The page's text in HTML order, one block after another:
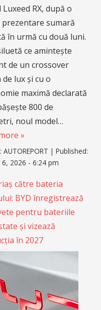
Luxeed RX, după o
sumară
în urmă cu două luni.
ce amintește
de un crossover
lux și cu o
maximă declarată
800 de
noul model…
»
AUTOREPORT |Published:
6, 2026 - 6:24 pm
către bateria
BYD înregistrează
pentru bateriile
și vizează
în 2027